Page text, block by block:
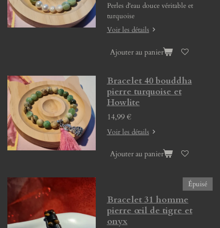
Perles d'eau douce véritable et
turquoise
Voir les détails
Ajouter au panier
Bracelet 40 bouddha
pierre turquoise et
Howlite
14,99 €
Voir les détails
Ajouter au panier
Épuisé
Bracelet 31 homme
pierre œil de tigre et
onyx